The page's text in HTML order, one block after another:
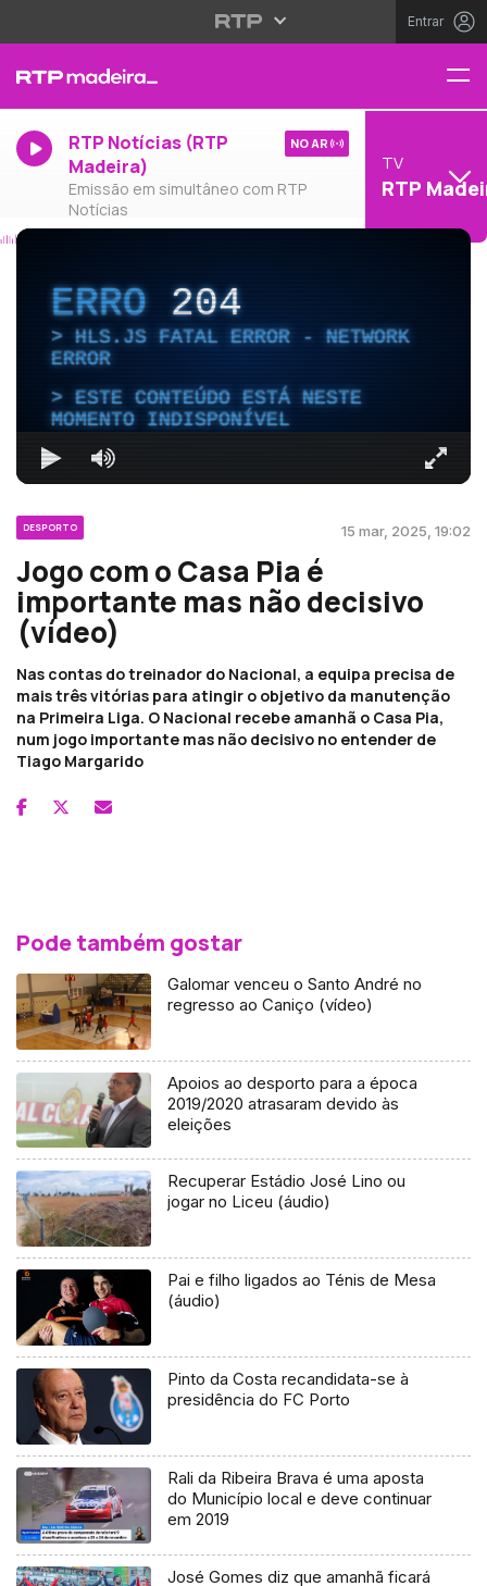
Entrar
RTP Notícias (RTP
Madeira)
Emissão em simultâneo com RTP
Notícias
NO AR
TV
RTP
ERRO204
HLS.JS FATAL ERROR - NETWORK
ERROR
ESTE CONTEÚDO ESTÁ NESTE
MOMENTO INDISPONÍVEL
DESPORTO 15 mar, 2025, 19:02
Jogo com o Casa Pia é
importante mas não decisivo
(vídeo)
Nas contas do treinador do Nacional, a equipa precisa de
mais três vitórias para atingir o objetivo da manutenção
na Primeira Liga. O Nacional recebe amanhã o Casa Pia,
num jogo importante mas não decisivo no entender de
Tiago Margarido
Pode também gostar
Galomar venceu o Santo André no
regresso ao Caniço (vídeo)
Apoios ao desporto para a época
2019/2020 atrasaram devido às
eleições
Recuperar Estádio José Lino ou
jogar no Liceu (áudio)
Pai e filho ligados ao Ténis de Mesa
(áudio)
Pinto da Costa recandidata-se à
presidência do FC Porto
Rali da Ribeira Brava é uma aposta
do Município local e deve continuar
em 2019
José Gomes diz que amanhã ficará